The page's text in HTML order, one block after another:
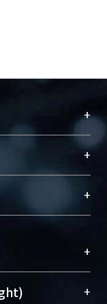
+
珍藏及向國際
，圖書館整合
不同功能平
。期能整合研
出、推廣研究
researcher
integrates the
+
+
+
用性的社會運+